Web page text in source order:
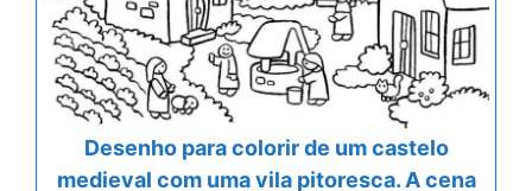
Desenho para colorir de um castelo
medieval com uma vila pitoresca. A cena